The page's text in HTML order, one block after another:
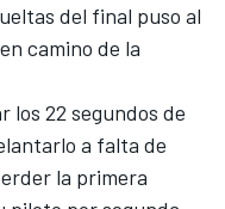
del final puso al
camino de la
los 22 segundos de
a falta de
la primera